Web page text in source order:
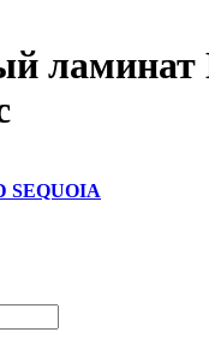
ламинат
SEQUOIA